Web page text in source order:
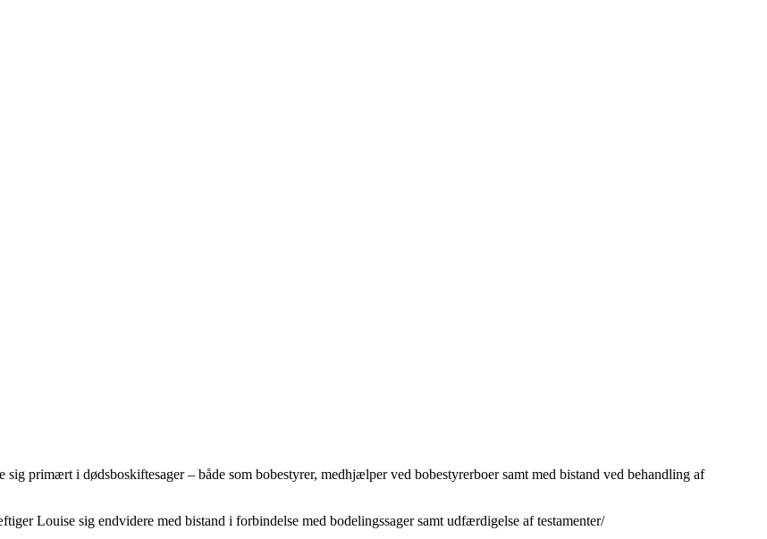
primært i dødsboskiftesager – både som bobestyrer, medhjælper ved bobestyrerboer samt med bistand ved behandling af
Louise sig endvidere med bistand i forbindelse med bodelingssager samt udfærdigelse af testamenter/